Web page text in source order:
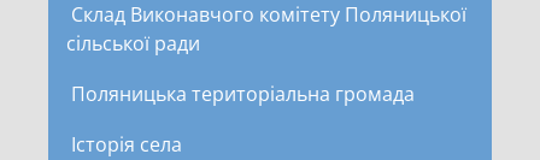
Склад Виконавчого комітету Поляницької
сільської ради
Поляницька територіальна громада
Історія села